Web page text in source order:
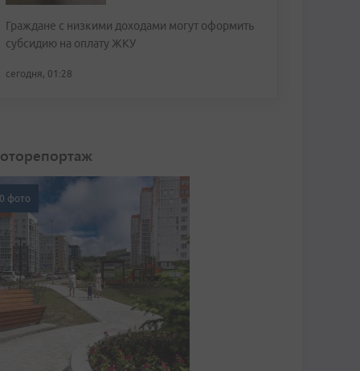
Граждане с низкими доходами могут оформить
субсидию на оплату ЖКУ
сегодня, 01:28
фото